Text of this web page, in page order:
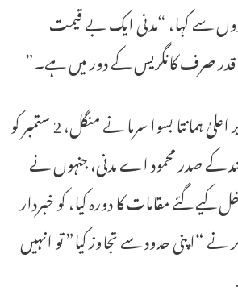
سے کہا، “مدنی ایک بے قیمت
صرف کانگریس کے دور میں ہے۔”
ہوجائی: آسام کے وزیر اعلیٰ ہمانتا بسوا سرما نے منگل، 2 ستمبر کو
کے صدر محمود اے مدنی، جنہوں نے
کیے گئے مقامات کا دورہ کیا، کو خبردار
نے “اپنی حدود سے تجاوز کیا” تو انہیں